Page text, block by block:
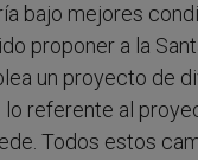
bajo mejores
proponer a la
un proyecto de
referente al
Todos estos